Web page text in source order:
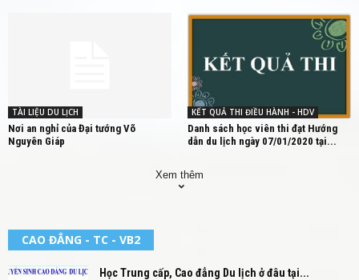
TÀI LIỆU DU LỊCH
Nơi an nghỉ của Đại tướng Võ
Nguyên Giáp
KẾT QUẢ THI ĐIỀU HÀNH - HDV
Danh sách học viên thi đạt Hướng
dẫn du lịch ngày 07/01/2020 tại...
Xem thêm
CAO ĐẲNG - TC - VB2
Học Trung cấp, Cao đẳng Du lịch ở đâu tại...